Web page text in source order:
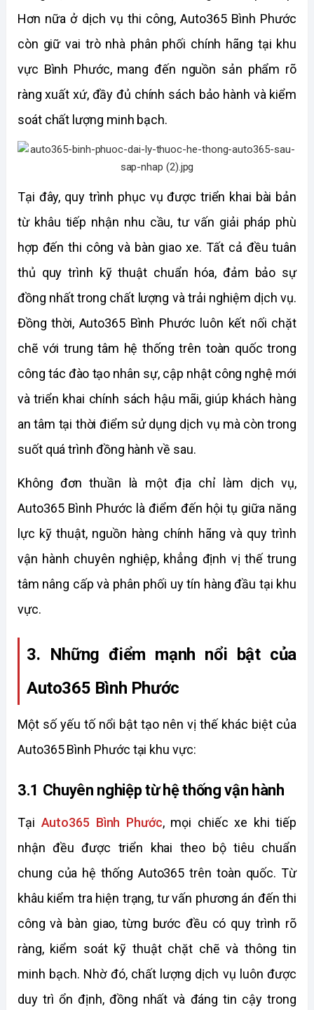
Hơn nữa ở dịch vụ thi công, Auto365 Bình Phước
còn giữ vai trò nhà phân phối chính hãng tại khu
vực Bình Phước, mang đến nguồn sản phẩm rõ
ràng xuất xứ, đầy đủ chính sách bảo hành và kiểm
soát chất lượng minh bạch.
Tại đây, quy trình phục vụ được triển khai bài bản
từ khâu tiếp nhận nhu cầu, tư vấn giải pháp phù
hợp đến thi công và bàn giao xe. Tất cả đều tuân
thủ quy trình kỹ thuật chuẩn hóa, đảm bảo sự
đồng nhất trong chất lượng và trải nghiệm dịch vụ.
Đồng thời, Auto365 Bình Phước luôn kết nối chặt
chẽ với trung tâm hệ thống trên toàn quốc trong
công tác đào tạo nhân sự, cập nhật công nghệ mới
và triển khai chính sách hậu mãi, giúp khách hàng
an tâm tại thời điểm sử dụng dịch vụ mà còn trong
suốt quá trình đồng hành về sau.
Không đơn thuần là một địa chỉ làm dịch vụ,
Auto365 Bình Phước là điểm đến hội tụ giữa năng
lực kỹ thuật, nguồn hàng chính hãng và quy trình
vận hành chuyên nghiệp, khẳng định vị thế trung
tâm nâng cấp và phân phối uy tín hàng đầu tại khu
vực.
3. Những điểm mạnh nổi bật của
Auto365 Bình Phước
Một số yếu tố nổi bật tạo nên vị thế khác biệt của
Auto365 Bình Phước tại khu vực:
3.1 Chuyên nghiệp từ hệ thống vận hành
Tại Auto365 Bình Phước, mọi chiếc xe khi tiếp
nhận đều được triển khai theo bộ tiêu chuẩn
chung của hệ thống Auto365 trên toàn quốc. Từ
khâu kiểm tra hiện trạng, tư vấn phương án đến thi
công và bàn giao, từng bước đều có quy trình rõ
ràng, kiểm soát kỹ thuật chặt chẽ và thông tin
minh bạch. Nhờ đó, chất lượng dịch vụ luôn được
duy trì ổn định, đồng nhất và đáng tin cậy trong